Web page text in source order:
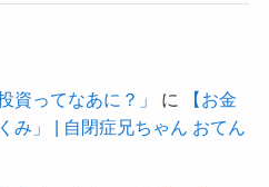
資ってなあに？」 に
【お金
」 | 自閉症兄ちゃん おてん